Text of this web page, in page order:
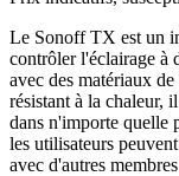
Le Sonoff TX est un
contrôler l'éclairage à
avec des matériaux
résistant à la chaleur,
dans n'importe quelle
les utilisateurs
avec d'autres